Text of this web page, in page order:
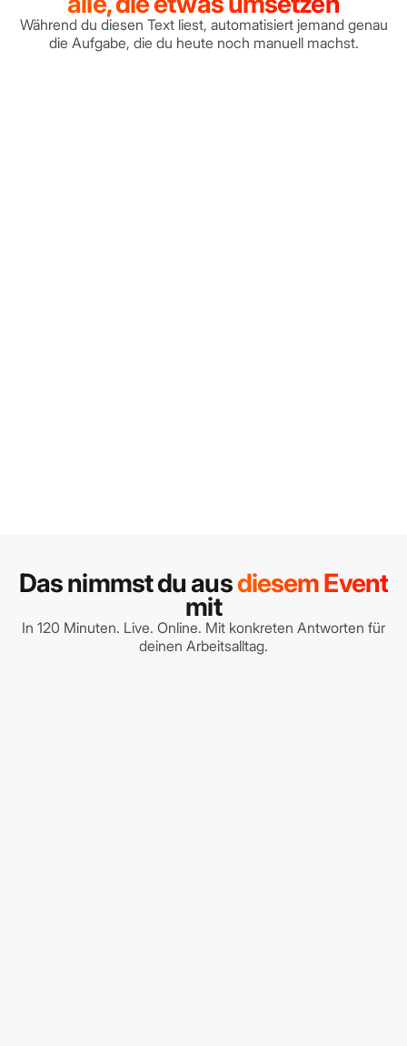
Während du diesen Text liest, automatisiert jemand genau
die Aufgabe, die du heute noch manuell machst.
Das nimmst du ausdiesem Event
mit
In 120 Minuten. Live. Online. Mit konkreten Antworten für
deinen Arbeitsalltag.